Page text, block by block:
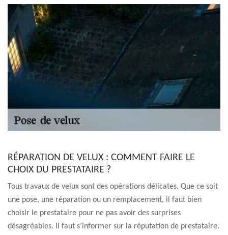
RÉPARATION DE VELUX : COMMENT FAIRE LE
CHOIX DU PRESTATAIRE ?
Tous travaux de velux sont des opérations délicates. Que ce soit
une pose, une réparation ou un remplacement, il faut bien
choisir le prestataire pour ne pas avoir des surprises
désagréables. Il faut s’informer sur la réputation de prestataire.